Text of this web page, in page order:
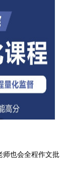
师也会全程作文批